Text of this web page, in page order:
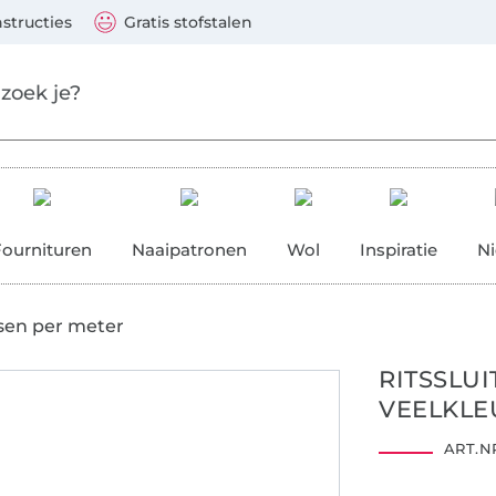
Gratis stofstalen
Naaipatronen Wol Inspiratie
per meter
Mastercard, PayPal, iDeal, Vooruitbetaling via